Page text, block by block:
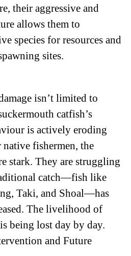
their aggressive and
allows them to
species for resources and
sites.
isn’t limited to
catfish’s
is actively eroding
fishermen, the
stark. They are struggling
catch—fish like
Taki, and Shoal—has
The livelihood of
being lost day by day.
and Future